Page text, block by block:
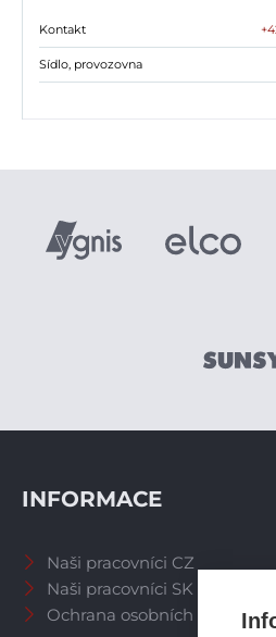
Kontakt
Sídlo, provozovna
INFORMACE
Naši pracovníci CZ
Naši pracovníci SK
Ochrana osobních údajů